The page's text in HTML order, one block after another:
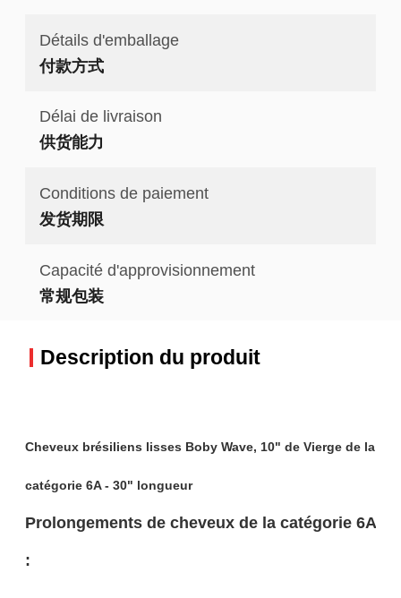
Détails d'emballage
付款方式
Délai de livraison
供货能力
Conditions de paiement
发货期限
Capacité d'approvisionnement
常规包装
Description du produit
Cheveux brésiliens lisses Boby Wave, 10" de Vierge de la
catégorie 6A - 30" longueur
Prolongements de cheveux de la catégorie 6A
: